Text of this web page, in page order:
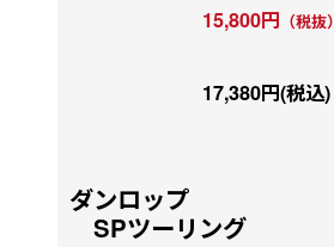
15,800円 （税抜）
17,380円(税込)
ダンロップ
SPツーリング